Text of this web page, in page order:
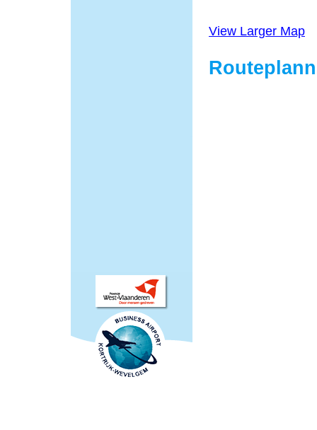
View Larger Map